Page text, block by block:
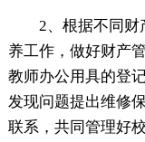
2、根据不同财
养工作，做好财产
教师办公用具的登
发现问题提出维修
联系，共同管理好校